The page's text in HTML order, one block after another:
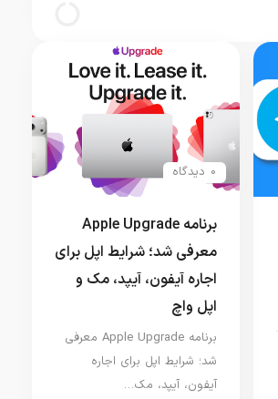
0 دیدگاه
برنامه Apple Upgrade
معرفی شد؛ شرایط اپل برای
اجاره آیفون، آیپد، مک و
اپل واچ
برنامه Apple Upgrade معرفی
شد؛ شرایط اپل برای اجاره
آیفون، آیپد، مک…